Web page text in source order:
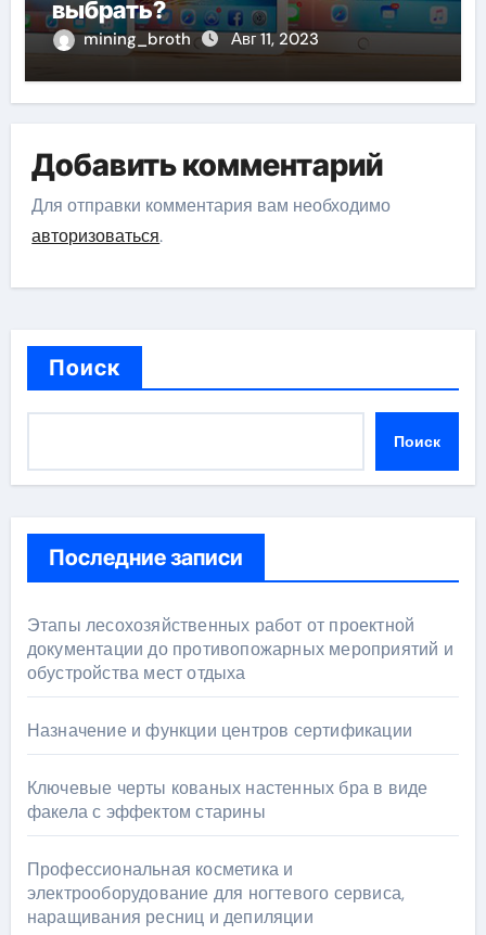
выбрать?
mining_broth Авг 11, 2023
Добавить комментарий
Для отправки комментария вам необходимо
авторизоваться.
Поиск
Поиск
Последние записи
Этапы лесохозяйственных работ от проектной
документации до противопожарных мероприятий и
обустройства мест отдыха
Назначение и функции центров сертификации
Ключевые черты кованых настенных бра в виде
факела с эффектом старины
Профессиональная косметика и
электрооборудование для ногтевого сервиса,
наращивания ресниц и депиляции